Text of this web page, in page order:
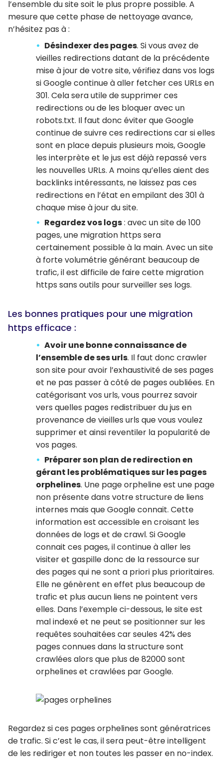
l’ensemble du site soit le plus propre possible. A
mesure que cette phase de nettoyage avance,
n’hésitez pas à :
Désindexer des pages. Si vous avez de
vieilles redirections datant de la précédente
mise à jour de votre site, vérifiez dans vos logs
si Google continue à aller fetcher ces URLs en
301. Cela sera utile de supprimer ces
redirections ou de les bloquer avec un
robots.txt. Il faut donc éviter que Google
continue de suivre ces redirections car si elles
sont en place depuis plusieurs mois, Google
les interprète et le jus est déjà repassé vers
les nouvelles URLs. A moins qu’elles aient des
backlinks intéressants, ne laissez pas ces
redirections en l’état en empilant des 301 à
chaque mise à jour du site.
Regardez vos logs: avec un site de 100
pages, une migration https sera
certainement possible à la main. Avec un site
à forte volumétrie générant beaucoup de
trafic, il est difficile de faire cette migration
https sans outils pour surveiller ses logs.
Les bonnes pratiques pour une migration
https efficace :
Avoir une bonne connaissance de
l’ensemble de ses urls. Il faut donc crawler
son site pour avoir l’exhaustivité de ses pages
et ne pas passer à côté de pages oubliées. En
catégorisant vos urls, vous pourrez savoir
vers quelles pages redistribuer du jus en
provenance de vieilles urls que vous voulez
supprimer et ainsi reventiler la popularité de
vos pages.
Préparer son plan de redirection en
gérant les problématiques sur les pages
orphelines. Une page orpheline est une page
non présente dans votre structure de liens
internes mais que Google connait. Cette
information est accessible en croisant les
données de logs et de crawl. Si Google
connait ces pages, il continue à aller les
visiter et gaspille donc de la ressource sur
des pages qui ne sont a priori plus prioritaires.
Elle ne génèrent en effet plus beaucoup de
trafic et plus aucun liens ne pointent vers
elles. Dans l’exemple ci-dessous, le site est
mal indexé et ne peut se positionner sur les
requêtes souhaitées car seules 42% des
pages connues dans la structure sont
crawlées alors que plus de 82000 sont
orphelines et crawlées par Google.
Regardez si ces pages orphelines sont génératrices
de trafic. Si c’est le cas, il sera peut-être intelligent
de les rediriger et non toutes les passer en no-index.